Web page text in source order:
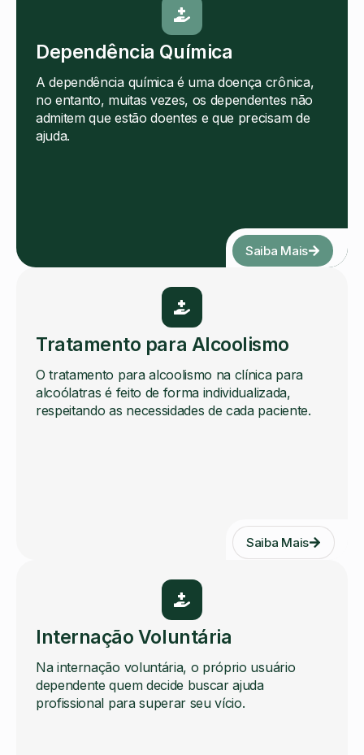
Dependência Química
A dependência química é uma doença crônica,
no entanto, muitas vezes, os dependentes não
admitem que estão doentes e que precisam de
ajuda.
Saiba Mais
Tratamento para Alcoolismo
O tratamento para alcoolismo na clínica para
alcoólatras é feito de forma individualizada,
respeitando as necessidades de cada paciente.
Saiba Mais
Internação Voluntária
Na internação voluntária, o próprio usuário
dependente quem decide buscar ajuda
profissional para superar seu vício.